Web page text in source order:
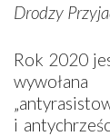
Drodzy
Rok 2020
i